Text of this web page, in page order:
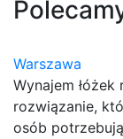
Warszawa
Wynajem
rozwiązanie,
osób